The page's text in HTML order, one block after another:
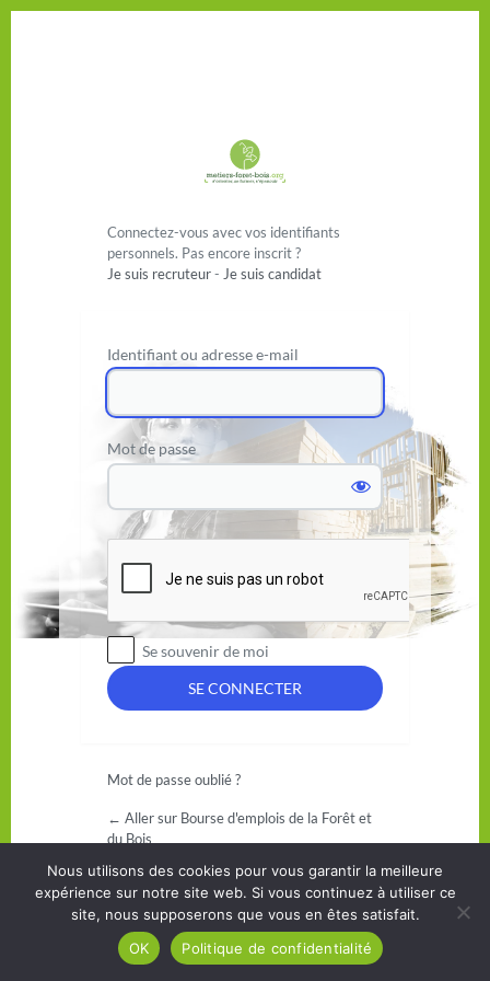
Connectez-vous avec vos identifiants
personnels. Pas encore inscrit ?
Je suis recruteur- Je suis candidat
Identifiant ou adresse e-mail
Mot de passe
Se souvenir de moi
Mot de passe oublié ?
← Aller sur Bourse d'emplois de la Forêt et
du Bois
Nous utilisons des cookies pour vous garantir la meilleure
expérience sur notre site web. Si vous continuez à utiliser ce
site, nous supposerons que vous en êtes satisfait.
OK
Politique de confidentialité